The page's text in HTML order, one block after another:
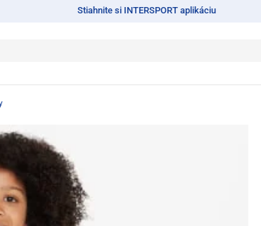
Stiahnite si INTERSPORT aplikáciu